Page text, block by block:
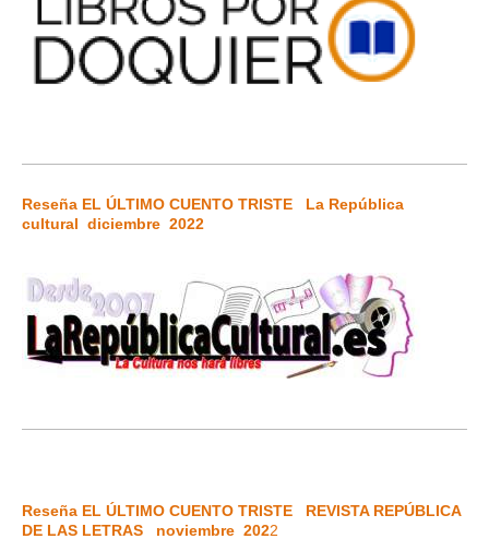
Reseña EL ÚLTIMO CUENTO TRISTE
La República
cultural diciembre 2022
Reseña EL ÚLTIMO CUENTO TRISTE
REVISTA REPÚBLICA
DE LAS LETRAS noviembre 2022